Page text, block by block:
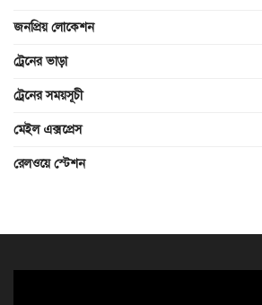
জনপ্রিয় লোকেশন
ট্রেনের ভাড়া
ট্রেনের সময়সূচী
মেইল এক্সপ্রেস
রেলওয়ে স্টেশন